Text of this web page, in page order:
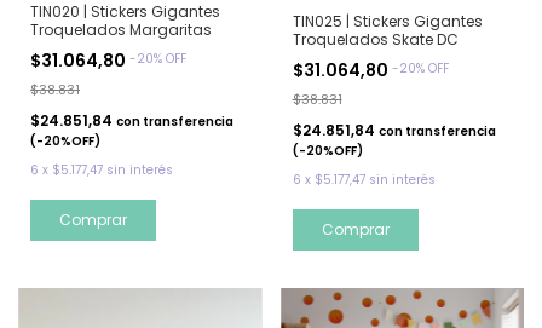
TIN020 | Stickers Gigantes
Troquelados Margaritas
$31.064,80 -20% OFF
$38.831
$24.851,84 con transferencia
(-20%OFF)
6 x $5.177,47 sin interés
TIN025 | Stickers Gigantes
Troquelados Skate DC
$31.064,80 -20% OFF
$38.831
$24.851,84 con transferencia
(-20%OFF)
6 x $5.177,47 sin interés